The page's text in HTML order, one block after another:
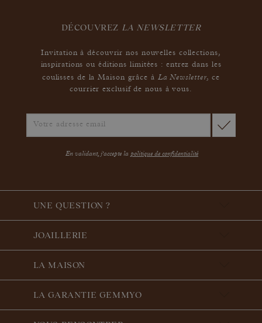
DÉCOUVREZ LA NEWSLETTER
Invitation à découvrir nos nouvelles collections,
inspirations ou éditions limitées : entrez dans les
coulisses de la Maison grâce à La Newsletter,ce
courrier exclusif de nous à vous.
En validant, j'accepte la politique de confidentialité
UNE QUESTION ?
JOAILLERIE
LA MAISON
LA GARANTIE GEMMYO